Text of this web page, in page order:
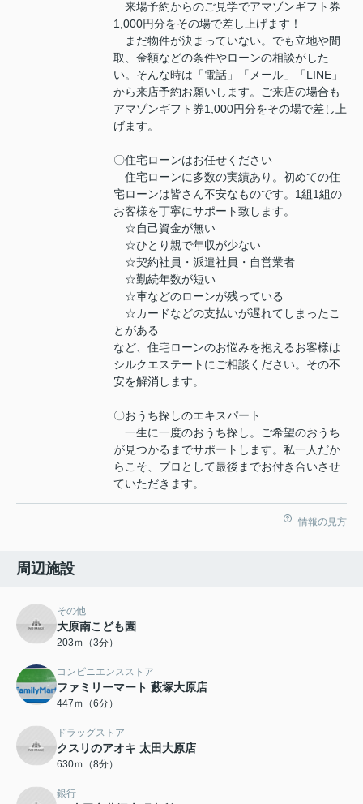
来場予約からのご見学でアマゾンギフト券
1,000円分をその場で差し上げます！
まだ物件が決まっていない。でも立地や間
取、金額などの条件やローンの相談がした
い。そんな時は「電話」「メール」「LINE」
から来店予約お願いします。ご来店の場合も
アマゾンギフト券1,000円分をその場で差し上
げます。
〇住宅ローンはお任せください
住宅ローンに多数の実績あり。初めての住
宅ローンは皆さん不安なものです。1組1組の
お客様を丁寧にサポート致します。
☆自己資金が無い
☆ひとり親で年収が少ない
☆契約社員・派遣社員・自営業者
☆勤続年数が短い
☆車などのローンが残っている
☆カードなどの支払いが遅れてしまったこ
とがある
など、住宅ローンのお悩みを抱えるお客様は
シルクエステートにご相談ください。その不
安を解消します。
〇おうち探しのエキスパート
一生に一度のおうち探し。ご希望のおうち
が見つかるまでサポートします。私一人だか
らこそ、プロとして最後までお付き合いさせ
ていただきます。
情報の見方
周辺施設
その他
大原南こども園
203ｍ（3分）
コンビニエンスストア
ファミリーマート 藪塚大原店
447ｍ（6分）
ドラッグストア
クスリのアオキ 太田大原店
630ｍ（8分）
銀行